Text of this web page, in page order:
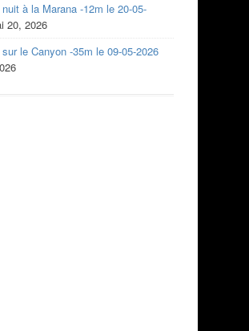
à la Marana -12m le 20-05-
20, 2026
le Canyon -35m le 09-05-2026